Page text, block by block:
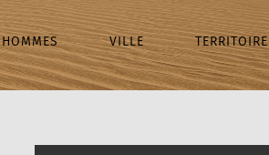
HOMMES VILLE TERRITOIRE